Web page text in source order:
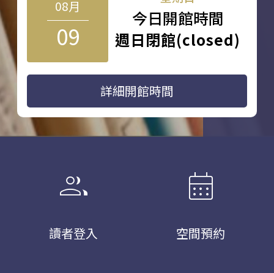
08月
09
今日開館時間
週日閉館(closed)
詳細開館時間
group
讀者登入
calendar_month
空間預約